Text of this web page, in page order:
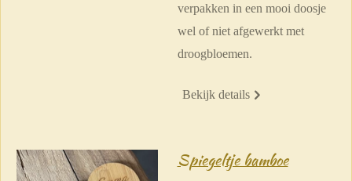
verpakken in een mooi doosje
wel of niet afgewerkt met
droogbloemen.
Bekijk details
Spiegeltje bamboe